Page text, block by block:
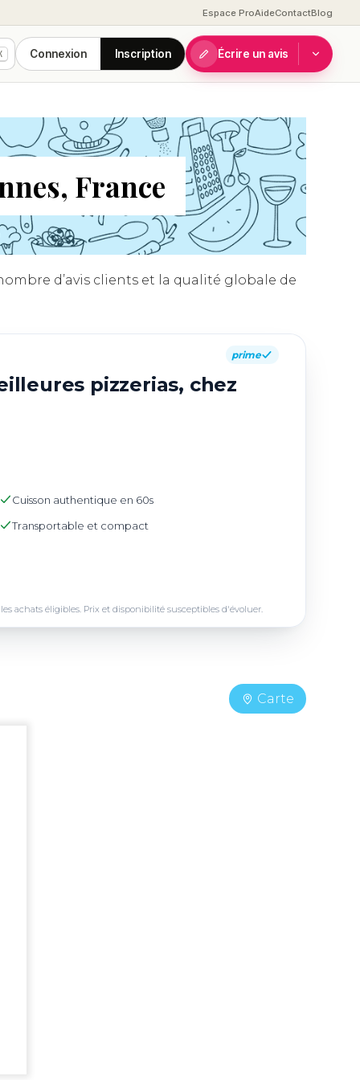
Espace ProAideContactBlog
Connexion Inscription Écrire un avis
France
d’avis clients et la qualité globale de
prime
pizzerias, chez
Cuisson authentique en 60s
Transportable et compact
achats éligibles. Prix et disponibilité susceptibles d'évoluer.
Carte